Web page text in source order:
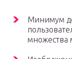
Минимум
множества